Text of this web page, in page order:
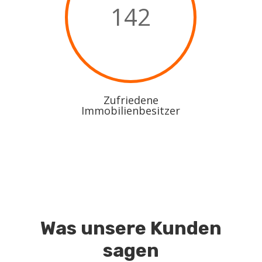
142
Zufriedene
Immobilienbesitzer
Was unsere Kunden
sagen